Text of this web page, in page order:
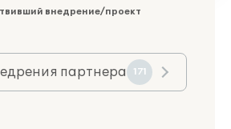
внедрение/проект
партнера 171